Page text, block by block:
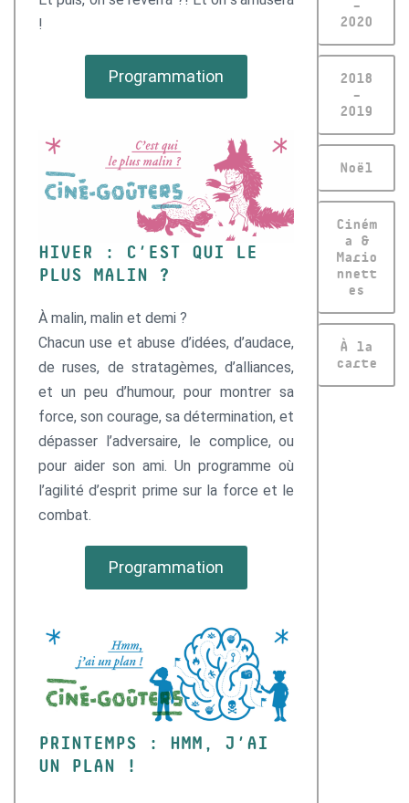
–
2020
2018
–
2019
Noël
Ciném
a &
Mario
nnett
es
À la
carte
!
Programmation
HIVER : C’EST QUI LE
PLUS MALIN ?
À malin, malin et demi ?
Chacun use et abuse d’idées, d’audace,
de ruses, de stratagèmes, d’alliances,
et un peu d’humour, pour montrer sa
force, son courage, sa détermination, et
dépasser l’adversaire, le complice, ou
pour aider son ami. Un programme où
l’agilité d’esprit prime sur la force et le
combat.
Programmation
PRINTEMPS : HMM, J’AI
UN PLAN !